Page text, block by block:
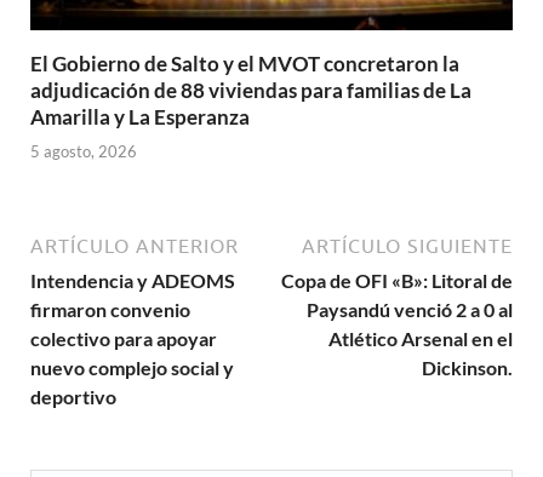
El Gobierno de Salto y el MVOT concretaron la
adjudicación de 88 viviendas para familias de La
Amarilla y La Esperanza
5 agosto, 2026
ARTÍCULO ANTERIOR
Intendencia y ADEOMS
firmaron convenio
colectivo para apoyar
nuevo complejo social y
deportivo
ARTÍCULO SIGUIENTE
Copa de OFI «B»: Litoral de
Paysandú venció 2 a 0 al
Atlético Arsenal en el
Dickinson.